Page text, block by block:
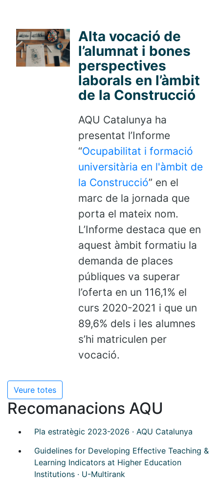
Alta vocació de
l’alumnat i bones
perspectives
laborals en l’àmbit
de la Construcció
AQU Catalunya ha
presentat l’Informe
“Ocupabilitat i formació
universitària en l'àmbit de
la Construcció” en el
marc de la jornada que
porta el mateix nom.
L’Informe destaca que en
aquest àmbit formatiu la
demanda de places
públiques va superar
l’oferta en un 116,1% el
curs 2020-2021 i que un
89,6% dels i les alumnes
s’hi matriculen per
vocació.
Veure totes
Recomanacions AQU
Pla estratègic 2023-2026 · AQU Catalunya
Guidelines for Developing Effective Teaching &
Learning Indicators at Higher Education
Institutions · U-Multirank